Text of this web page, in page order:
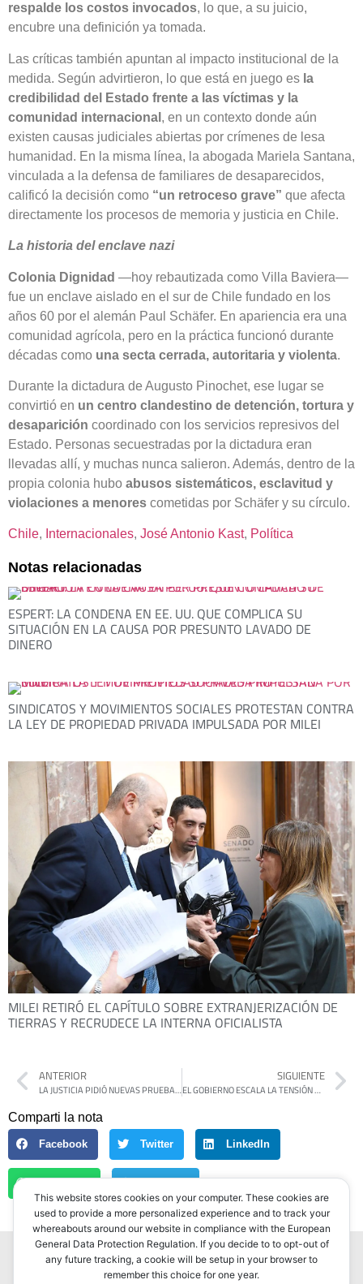
respalde los costos invocados, lo que, a su juicio,
encubre una definición ya tomada.
Las críticas también apuntan al impacto institucional de la
medida. Según advirtieron, lo que está en juego es la
credibilidad del Estado frente a las víctimas y la
comunidad internacional , en un contexto donde aún
existen causas judiciales abiertas por crímenes de lesa
humanidad. En la misma línea, la abogada Mariela Santana,
vinculada a la defensa de familiares de desaparecidos,
calificó la decisión como “un retroceso grave” que afecta
directamente los procesos de memoria y justicia en Chile.
La historia del enclave nazi
Colonia Dignidad —hoy rebautizada como Villa Baviera—
fue un enclave aislado en el sur de Chile fundado en los
años 60 por el alemán Paul Schäfer. En apariencia era una
comunidad agrícola, pero en la práctica funcionó durante
décadas como una secta cerrada, autoritaria y violenta.
Durante la dictadura de Augusto Pinochet, ese lugar se
convirtió en un centro clandestino de detención, tortura y
desaparición coordinado con los servicios represivos del
Estado. Personas secuestradas por la dictadura eran
llevadas allí, y muchas nunca salieron. Además, dentro de la
propia colonia hubo abusos sistemáticos, esclavitud y
violaciones a menores cometidas por Schäfer y su círculo.
Chile, Internacionales, José Antonio Kast, Política
Notas relacionadas
ESPERT: LA CONDENA EN EE. UU. QUE COMPLICA SU
SITUACIÓN EN LA CAUSA POR PRESUNTO LAVADO DE
DINERO
SINDICATOS Y MOVIMIENTOS SOCIALES PROTESTAN CONTRA
LA LEY DE PROPIEDAD PRIVADA IMPULSADA POR MILEI
MILEI RETIRÓ EL CAPÍTULO SOBRE EXTRANJERIZACIÓN DE
TIERRAS Y RECRUDECE LA INTERNA OFICIALISTA
ANTERIOR
LA JUSTICIA PIDIÓ NUEVAS PRUEBAS EN LA CAUSA $LIBRA Y ANALIZA POSIBLES VÍNCULOS CON EL ENTORNO DE MILEI
SIGUIENTE
EL GOBIERNO ESCALA LA TENSIÓN CON IRÁN Y EXPULSA A SU REPRESENTANTE DIPLOMÁTICO
Comparti la nota
Facebook Twitter LinkedIn
This website stores cookies on your computer. These cookies are
used to provide a more personalized experience and to track your
whereabouts around our website in compliance with the European
General Data Protection Regulation. If you decide to to opt-out of
any future tracking, a cookie will be setup in your browser to
remember this choice for one year.